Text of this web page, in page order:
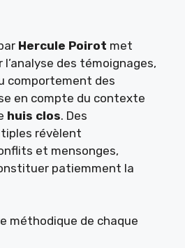
Hercule Poirot met
des témoignages,
comportement des
en compte du contexte
huis clos. Des
révèlent
et mensonges,
patiemment la
méthodique de chaque